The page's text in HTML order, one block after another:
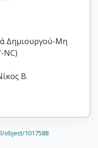
Δημιουργού-Μη
NC)
Β.
1017588